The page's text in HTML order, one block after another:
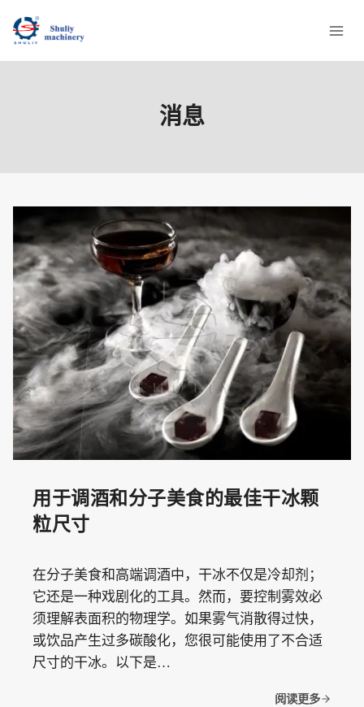
消息
用于调酒和分子美食的最佳干冰颗
粒尺寸
在分子美食和高端调酒中，干冰不仅是冷却剂；
它还是一种戏剧化的工具。然而，要控制雾效必
须理解表面积的物理学。如果雾气消散得过快，
或饮品产生过多碳酸化，您很可能使用了不合适
尺寸的干冰。以下是…
阅读更多